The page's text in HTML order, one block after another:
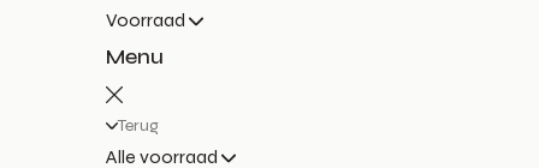
Voorraad
Menu
Terug
Alle voorraad